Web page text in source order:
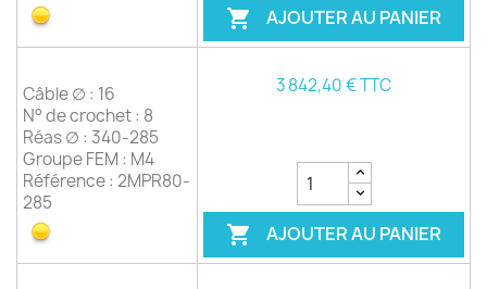
 AJOUTER AU PANIER
Câble ∅ : 16
N° de crochet : 8
Réas ∅ : 340-285
Groupe FEM : M4
Référence : 2MPR80-
285
3 842,40 € TTC
 AJOUTER AU PANIER